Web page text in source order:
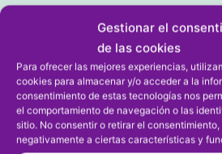
Gestionar el
de las cookies
Para ofrecer las mejores experiencias,
cookies para almacenar y/o acceder a la
consentimiento de estas tecnologías nos
el comportamiento de navegación o las
sitio. No consentir o retirar el
negativamente a ciertas características y
cumple
pero
se
queda
sin
promoción
20/05/2024
Categorizado comoFÚTBOL
Comunitat